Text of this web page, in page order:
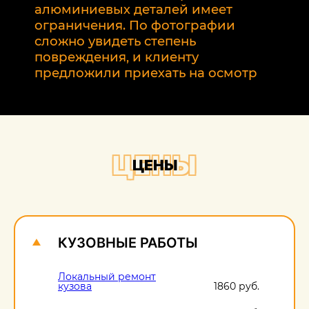
алюминиевых деталей имеет
ограничения. По фотографии
сложно увидеть степень
повреждения, и клиенту
предложили приехать на осмотр
ЦЕНЫ
ЦЕНЫ
КУЗОВНЫЕ РАБОТЫ
Локальный ремонт
кузова 1860 руб.